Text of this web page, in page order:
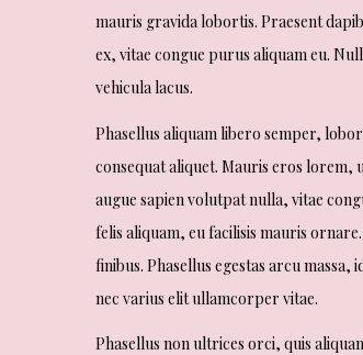
mauris gravida lobortis. Praesent
ex, vitae congue purus aliquam eu.
vehicula lacus.
Phasellus aliquam libero semper,
consequat aliquet. Mauris eros lorem,
augue sapien volutpat nulla, vitae
felis aliquam, eu facilisis mauris
finibus. Phasellus egestas arcu
nec varius elit ullamcorper vitae.
Phasellus non ultrices orci, quis